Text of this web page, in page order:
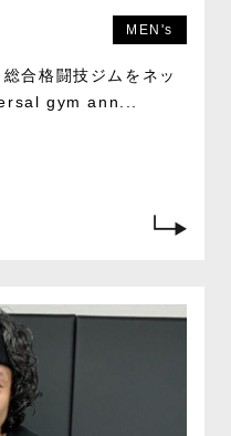
MEN's
合格闘技ジムをネッ
gym ann...